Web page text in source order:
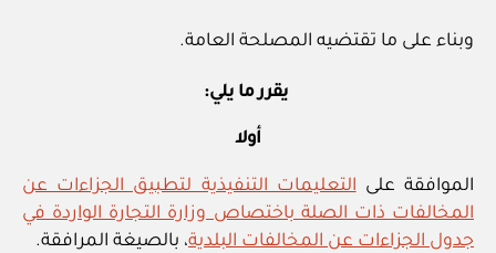
وبناء على ما تقتضيه المصلحة العامة.
يقرر ما يلي:
أولا
الموافقة علىالتعليمات التنفيذية لتطبيق الجزاءات عن
المخالفات ذات الصلة باختصاص وزارة التجارة الواردة في
جدول الجزاءات عن المخالفات البلدية، بالصيغة المرافقة.